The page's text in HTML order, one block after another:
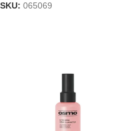
SKU: 065069